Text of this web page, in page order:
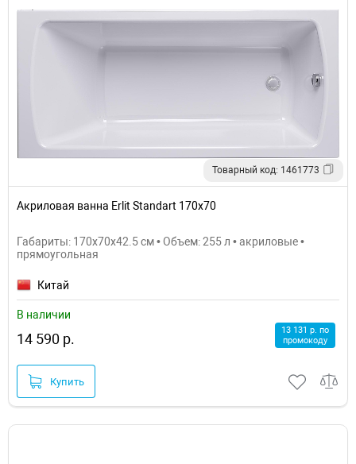
Товарный код: 1461773
Акриловая ванна Erlit Standart 170х70
Габариты: 170x70x42.5 см • Объем: 255 л • акриловые •
прямоугольная
Китай
В наличии
14 590 р.
13 131 р. по
промокоду
Купить